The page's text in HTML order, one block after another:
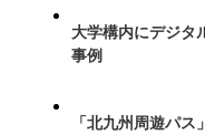
大学構内にデジ
事例
「北九州周遊パ